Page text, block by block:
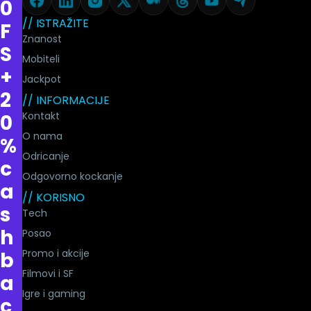
0
F
S
+
2
0
%
c
a
s
h
b
a
// ISTRAŽITE
Znanost
Mobiteli
Jackpot
// INFORMACIJE
Kontakt
O nama
Odricanje
Odgovorno kockanje
// KORISNO
Tech
Posao
Promo i akcije
Filmovi i SF
Igre i gaming